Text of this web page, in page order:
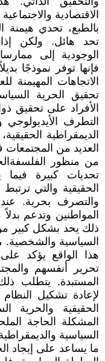
الاقتصادية
بالطبع، تحدي هيمنة
تحد هائل. ولكن
الوجودية إلى
فإنها توفر نموذجًا
الاتجاهات
تحقيق الحرية
الأفراد على تحقيق
التطرف
الديمقراطية
العديد من
من منظور
تحديات كبيرة فيما
الحقيقية والتي
والتصرف بحرية.
المواطنين وتدعم
ذلك يحد بشكل كبير من
السياسية والشخصية.
هذا الواقع يؤكد
تحرير أنفسهم
المستبدة. يتطلب
لإعادة تشكيل
الحقيقية والحرية
المشكلة الحاجة
السياسية
ما يساعد على إيجاد